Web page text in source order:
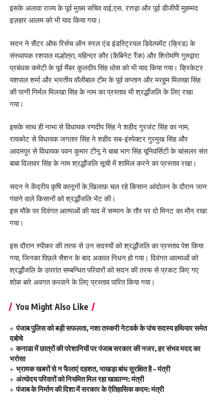
इसके अलावा राज्य के पूर्व मुख्य सचिव वाई.एस. रत्तड़ा और पूर्व डीजीपी मुहम्मद
इज़हार आलम को भी याद किया गया।
सदन ने सैंटर ऑफ रिर्सच ऑन रुरल एंड इंडस्ट्रियल डिवेल्पमेंट (क्रिड) के
संस्थापक रशपाल मल्होत्रा, महिन्दर कौर (कैबिनेट रैंक) और शिरोमणि गुरुद्वारा
प्रबंधक कमेटी के पूर्व मैंबर कुलदीप सिंह धोस को भी याद किया गया। क्रिकेटर
यशपाल शर्मा और भारतीय वॉलीबाल टीम के पूर्व कप्तान और मरहूम मिलखा सिंह
की पत्नी निर्मल मिलखा सिंह के नाम का प्रस्ताव भी श्रद्धाँजलि के लिए रखा
गया।
इसके साथ ही नाभा से विधायक रणदीप सिंह ने शहीद गुरजंट सिंह का नाम,
रायकोट से विधायक जगतार सिंह ने शहीद सब-इंस्पेक्टर गुरमुख सिंह और
आदमपुर से विधायक पवन कुमार टीनू ने बाबा भाग सिंह यूनिवर्सिटी के चांसलर संत
बाबा दिलावर सिंह के नाम श्रद्धाँजलि सूची में शामिल करने का प्रस्ताव रखा।
सदन ने केंद्रीय कृषि कानूनों के खि़लाफ़ चल रहे किसान आंदोलन के दौरान जान
गंवाने वाले किसानों को श्रद्धाँजलि भेंट की।
इस मौके पर दिवंगत आत्माओं की याद में सम्मान के तौर पर दो मिनट का मौन रखा
गया।
इस दौरान स्पीकर की तरफ से उन सदस्यों को श्रद्धाँजलि का प्रस्ताव पेश किया
गया, जिनका पिछले सैशन के बाद अकाल निधन हो गया। दिवंगत आत्माओं को
श्रद्धाँजलि के उपरांत सम्बन्धित परिवारों को सदन की तरफ से प्रकट किए गए
शोक बारे अवगत करवाने के लिए प्रस्ताव पारित किया गया।
You Might Also Like
पंजाब पुलिस को बड़ी सफलता, नशा तस्करी नेटवर्क के पांच सदस्य हथियार समेत
दबोचे
कनाडा में छात्रों की परेशानियों पर पंजाब सरकार की नजर, हर संभव मदद का
भरोसा
भ्रामक खबरों से न फैलाएं दहशत, भाखड़ा बांध सुरक्षित है – मंत्री
अंत्योदय परिवारों को नियमित मिल रहा खाद्यान्न: मंत्री
पंजाब के निर्माण की दिशा में सरकार के ऐतिहासिक कदम: मंत्री